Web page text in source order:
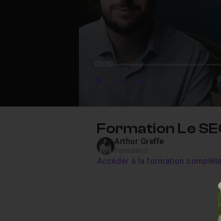
00:00
ForwardForward
Formation Le
Arthur Greffe
Accéder à la formation